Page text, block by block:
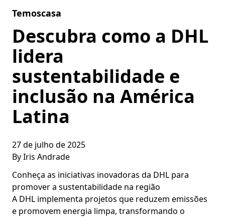
Temoscasa
Descubra como a DHL
lidera
sustentabilidade e
inclusão na América
Latina
27 de julho de 2025
ByIris Andrade
Conheça as iniciativas inovadoras da DHL para
promover a sustentabilidade na região
A DHL implementa projetos que reduzem emissões
e promovem energia limpa, transformando o